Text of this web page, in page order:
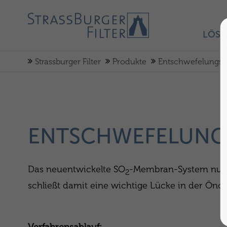
Strassburger Filter Produkte
Das neuentwickelte SO2-Membran-System
schließt damit eine wichtige Lücke in der